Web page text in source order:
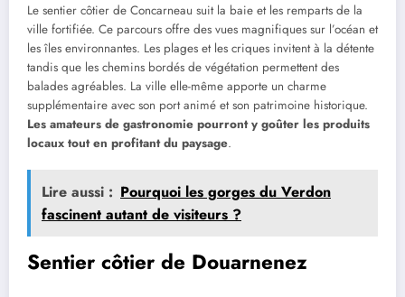
Le sentier côtier de Concarneau suit la baie et les remparts de la
ville fortifiée. Ce parcours offre des vues magnifiques sur l’océan et
les îles environnantes. Les plages et les criques invitent à la détente
tandis que les chemins bordés de végétation permettent des
balades agréables. La ville elle-même apporte un charme
supplémentaire avec son port animé et son patrimoine historique.
Les amateurs de gastronomie pourront y goûter les produits
locaux tout en profitant du paysage.
Lire aussi : Pourquoi les gorges du Verdon
fascinent autant de visiteurs ?
Sentier côtier de Douarnenez